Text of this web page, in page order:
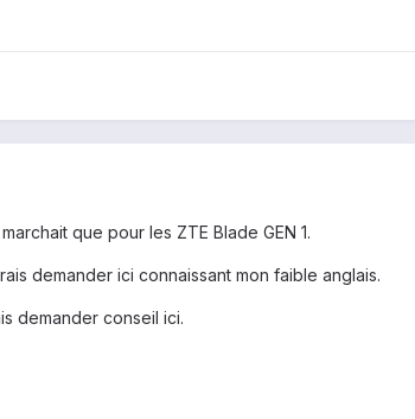
que pour les ZTE Blade GEN 1.
demander ici connaissant mon faible anglais.
demander conseil ici.